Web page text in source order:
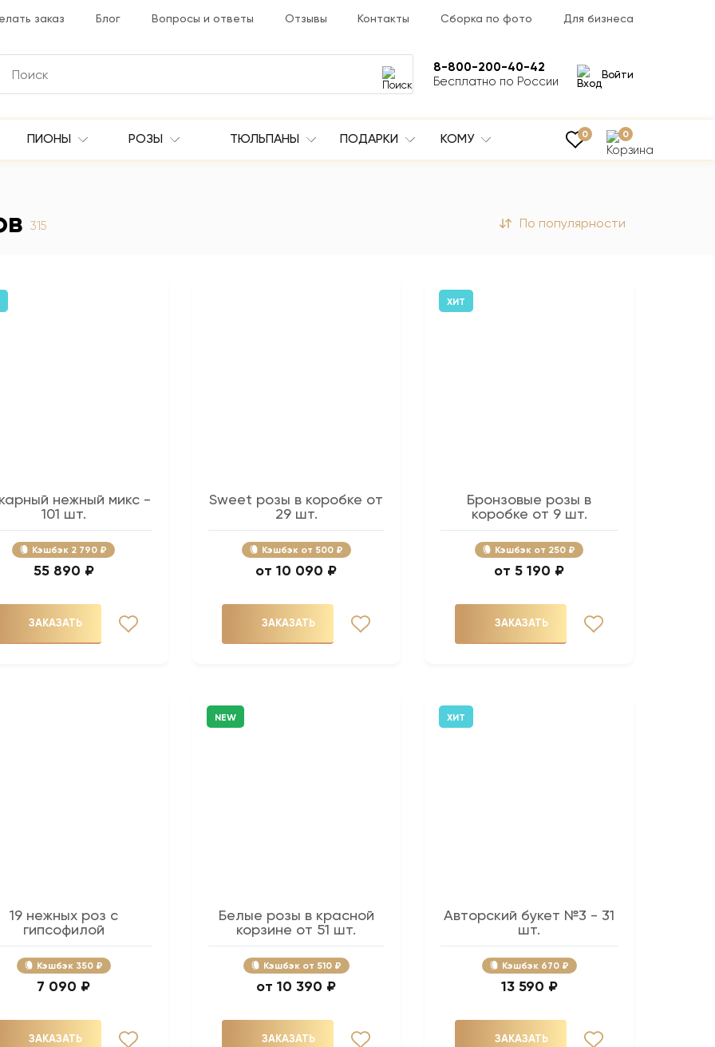
заказ Блог Вопросы и ответы Отзывы Контакты Сборка по фото Для бизнеса
8-800-200-40-42
Бесплатно по России
Войти
ПИОНЫ РОЗЫ ТЮЛЬПАНЫ ПОДАРКИ КОМУ 0 0
315 По популярности
нежный микс -
101 шт.
Кэшбэк 2 790 ₽
55 890 ₽
ЗАКАЗАТЬ
Sweet розы в коробке от
29 шт.
Кэшбэк 500 ₽
10 090 ₽
ЗАКАЗАТЬ
ХИТ
Бронзовые розы в
коробке от 9 шт.
Кэшбэк 250 ₽
5 190 ₽
ЗАКАЗАТЬ
19 нежных роз с
гипсофилой
Кэшбэк 350 ₽
7 090 ₽
ЗАКАЗАТЬ
NEW
Белые розы в красной
корзине от 51 шт.
Кэшбэк 510 ₽
10 390 ₽
ЗАКАЗАТЬ
ХИТ
Авторский букет №3 - 31
шт.
Кэшбэк 670 ₽
13 590 ₽
ЗАКАЗАТЬ